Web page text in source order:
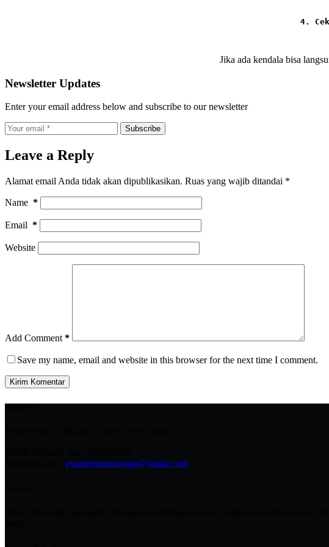
4.
Jika ada kendala bisa
Newsletter Updates
Enter your email address below and subscribe to our newsletter
Subscribe
Leave a Reply
Alamat email Anda tidak akan dipublikasikan. Ruas yang wajib ditandai *
Name *
Email *
Website
Add Comment *
Save my name, email and website in this browser for the next time I comment.
Kirim Komentar
ayampetarungjogja@gmail.com